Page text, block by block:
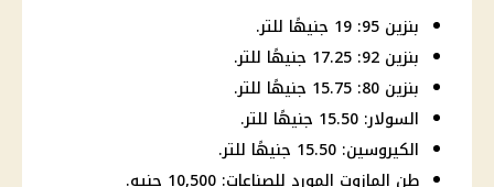
بنزين 95: 19 جنيهًا للتر.
بنزين 92: 17.25 جنيهًا للتر.
بنزين 80: 15.75 جنيهًا للتر.
السولار: 15.50 جنيهًا للتر.
الكيروسين: 15.50 جنيهًا للتر.
طن المازوت المورد للصناعات: 10,500 جنيه.